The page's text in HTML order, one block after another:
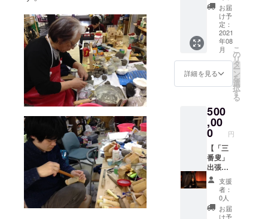
ご覧頂
けま
す。
持ち方
や歩き
方を劇
団員が
丁寧に
ご指導
ます。
古典小
人形の
解説と
操作体
験で、
約1時間
を予定
してい
ます。
換気や
消毒な
ど感染
験して
頂けま
す。 開
催は8月
15日
(日)と
16日
(月)とな
コース
は8月16
日(月)の
14時開
催の回
です。
手板
（操作
板）の
持ち方
や歩き
リでご
使用頂
ける
10,000
円分の
お食事
券付き
又はお
事券無
し」を
お選び
頂いた
場合、
ご支援
の多く
をプロ
ジェク
ト費用
に充て
させて
メール
・ホー
ムペー
ジにお
名前掲
載 ※
備考欄
に、
ホーム
ページ
にご希
望のお
名前を
ご記入
くださ
い ・カ
フェ
オオワ
ニ通リ
でのお
食事
（２名
お届
け予
定：
2021
年08
月
詳細を見る
こ
の
リ
タ
ー
ン
を
選
択
す
る
500
,00
0 円
【「三
番叟」
出張上
演いた
します
コー
ス】 ・
お礼
支援
者：
0人
お届
け予